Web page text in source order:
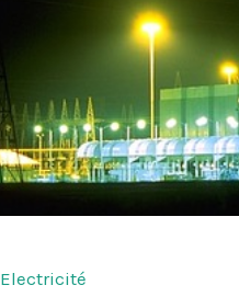
Electricité